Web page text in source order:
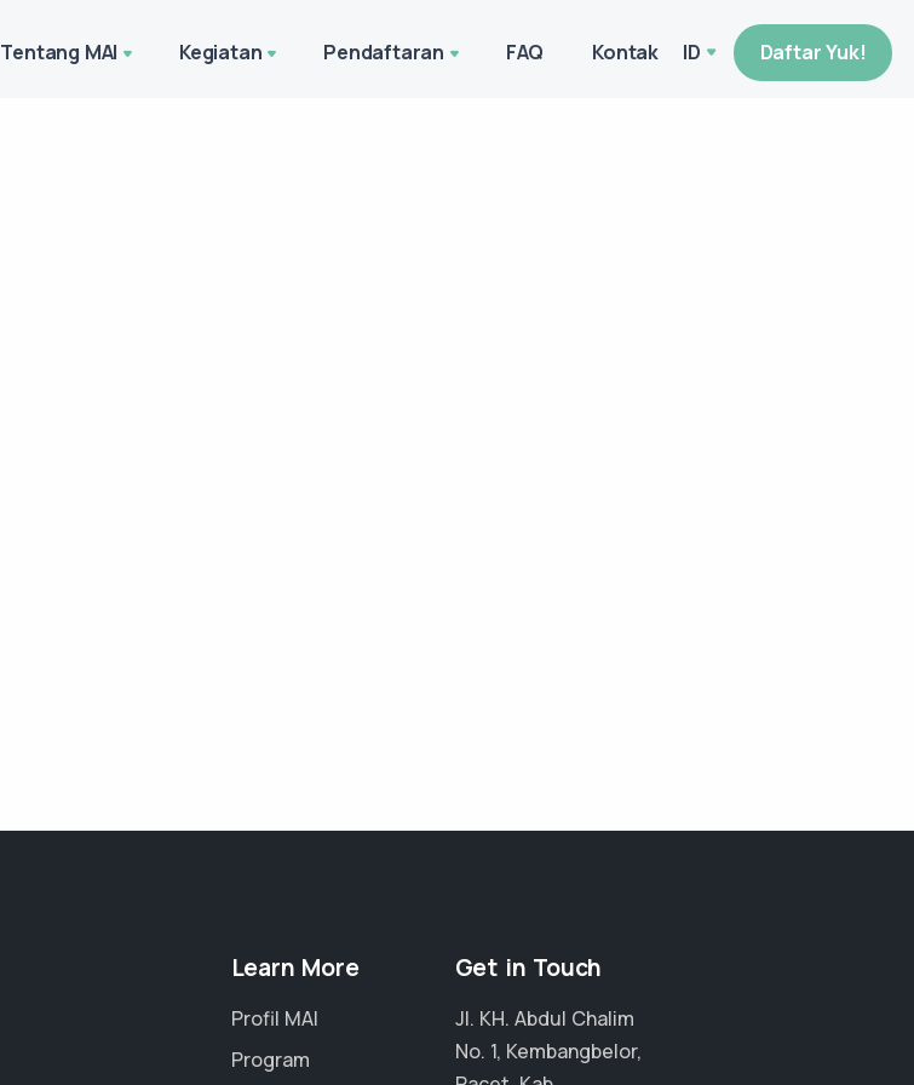
Tentang MAI Kegiatan Pendaftaran FAQ Kontak ID Daftar Yuk!
Learn More
Profil MAI
Program
Get in Touch
Jl. KH. Abdul Chalim
No. 1, Kembangbelor,